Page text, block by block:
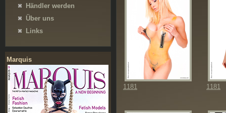
Händler werden
Über uns
Links
Marquis
1181 1181